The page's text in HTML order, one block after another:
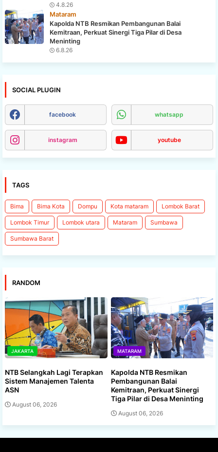
4.8.26
Mataram
Kapolda NTB Resmikan Pembangunan Balai
Kemitraan, Perkuat Sinergi Tiga Pilar di Desa
Meninting
6.8.26
SOCIAL PLUGIN
facebook whatsapp
instagram youtube
TAGS
Bima Bima Kota Dompu Kota mataram Lombok Barat
Lombok Timur Lombok utara Mataram Sumbawa
Sumbawa Barat
RANDOM
JAKARTA
NTB Selangkah Lagi Terapkan
Sistem Manajemen Talenta
ASN
August 06, 2026
MATARAM
Kapolda NTB Resmikan
Pembangunan Balai
Kemitraan, Perkuat Sinergi
Tiga Pilar di Desa Meninting
August 06, 2026